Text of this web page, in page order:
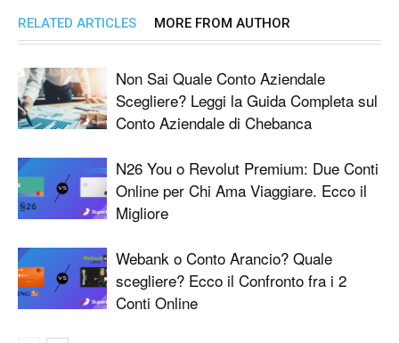
RELATED ARTICLES MORE FROM AUTHOR
Non Sai Quale Conto Aziendale
Scegliere? Leggi la Guida Completa sul
Conto Aziendale di Chebanca
N26 You o Revolut Premium: Due Conti
Online per Chi Ama Viaggiare. Ecco il
Migliore
Webank o Conto Arancio? Quale
scegliere? Ecco il Confronto fra i 2
Conti Online